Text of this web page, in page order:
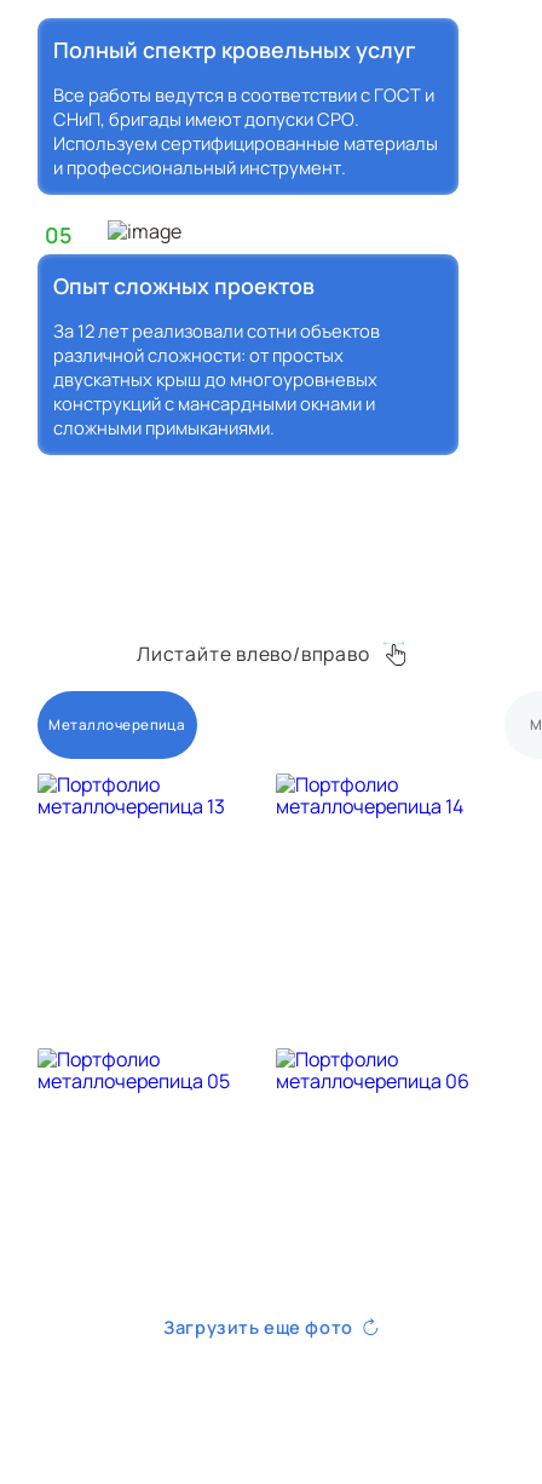
Полный спектр кровельных услуг
Все работы ведутся в соответствии с ГОСТ и
СНиП, бригады имеют допуски СРО.
Используем сертифицированные материалы
и профессиональный инструмент.
05
Опыт сложных проектов
За 12 лет реализовали сотни объектов
различной сложности: от простых
двускатных крыш до многоуровневых
конструкций с мансардными окнами и
сложными примыканиями.
Листайте влево/вправо
Металлочерепица
Загрузить еще фото